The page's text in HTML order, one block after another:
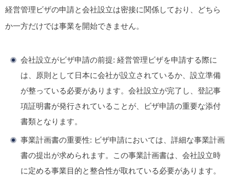
経営管理ビザの申請と会社設立は密接に関係しており、どちら
か一方だけでは事業を開始できません。
会社設立がビザ申請の前提: 経営管理ビザを申請する際に
は、原則として日本に会社が設立されているか、設立準備
が整っている必要があります。会社設立が完了し、登記事
項証明書が発行されていることが、ビザ申請の重要な添付
書類となります。
事業計画書の重要性: ビザ申請においては、詳細な事業計画
書の提出が求められます。この事業計画書は、会社設立時
に定める事業目的と整合性が取れている必要があります。